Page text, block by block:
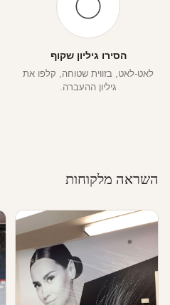
הסירו גיליון שקוף
לאט-לאט, בזווית שטוחה, קלפו את
גיליון ההעברה.
השראה מלקוחות